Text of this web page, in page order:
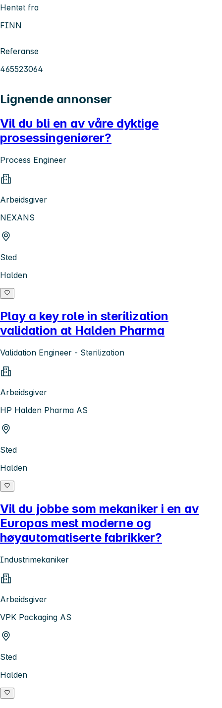
Hentet fra
FINN
Referanse
465523064
Lignende annonser
Vil du bli en av våre dyktige
prosessingeniører?
Process Engineer
Arbeidsgiver
NEXANS
Sted
Halden
Play a key role in sterilization
validation at Halden Pharma
Validation Engineer - Sterilization
Arbeidsgiver
HP Halden Pharma AS
Sted
Halden
Vil du jobbe som mekaniker i en av
Europas mest moderne og
høyautomatiserte fabrikker?
Industrimekaniker
Arbeidsgiver
VPK Packaging AS
Sted
Halden